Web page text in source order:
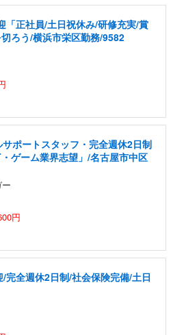
「正社員/土日祝休み/研修充実/賞
ろう/横浜市栄区勤務/9582
サポートスタッフ・完全週休2日制
ゲーム業界志望」/名古屋市中区
円
完全週休2日制/社会保険完備/土日